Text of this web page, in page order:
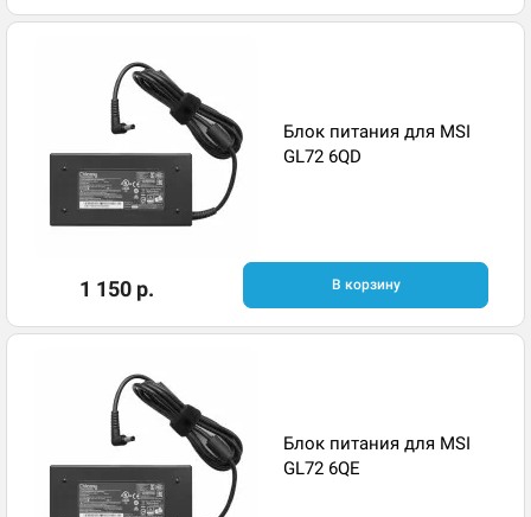
Блок питания для MSI
GL72 6QD
1 150 р. В корзину
Блок питания для MSI
GL72 6QE